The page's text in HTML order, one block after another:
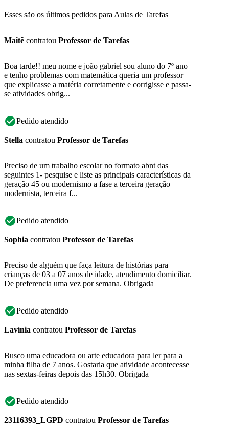
Esses são os últimos pedidos para Aulas de Tarefas
Maitê contratou Professor de Tarefas
Boa tarde!! meu nome e joão gabriel sou aluno do 7º ano
e tenho problemas com matemática queria um professor
que explicasse a matéria corretamente e corrigisse e passa-
se atividades obrig...
Pedido atendido
Stella contratou Professor de Tarefas
Preciso de um trabalho escolar no formato abnt das
seguintes 1- pesquise e liste as principais características da
geração 45 ou modernismo a fase a terceira geração
modernista, terceira f...
Pedido atendido
Sophia contratou Professor de Tarefas
Preciso de alguém que faça leitura de histórias para
crianças de 03 a 07 anos de idade, atendimento domiciliar.
De preferencia uma vez por semana. Obrigada
Pedido atendido
Lavínia contratou Professor de Tarefas
Busco uma educadora ou arte educadora para ler para a
minha filha de 7 anos. Gostaria que atividade acontecesse
nas sextas-feiras depois das 15h30. Obrigada
Pedido atendido
23116393_LGPD contratou Professor de Tarefas